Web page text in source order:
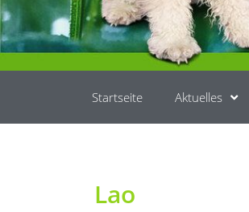
Startseite Aktuelles
Lao